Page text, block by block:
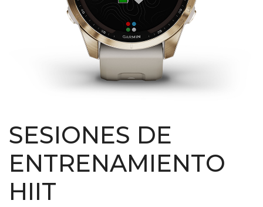
SESIONES DE
ENTRENAMIENTO
HIIT